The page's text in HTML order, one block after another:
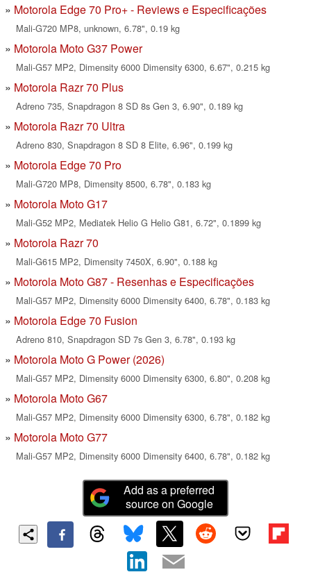
Motorola Edge 70 Pro+ - Reviews e Especificações
Mali-G720 MP8, unknown, 6.78", 0.19 kg
Motorola Moto G37 Power
Mali-G57 MP2, Dimensity 6000 Dimensity 6300, 6.67", 0.215 kg
Motorola Razr 70 Plus
Adreno 735, Snapdragon 8 SD 8s Gen 3, 6.90", 0.189 kg
Motorola Razr 70 Ultra
Adreno 830, Snapdragon 8 SD 8 Elite, 6.96", 0.199 kg
Motorola Edge 70 Pro
Mali-G720 MP8, Dimensity 8500, 6.78", 0.183 kg
Motorola Moto G17
Mali-G52 MP2, Mediatek Helio G Helio G81, 6.72", 0.1899 kg
Motorola Razr 70
Mali-G615 MP2, Dimensity 7450X, 6.90", 0.188 kg
Motorola Moto G87 - Resenhas e Especificações
Mali-G57 MP2, Dimensity 6000 Dimensity 6400, 6.78", 0.183 kg
Motorola Edge 70 Fusion
Adreno 810, Snapdragon SD 7s Gen 3, 6.78", 0.193 kg
Motorola Moto G Power (2026)
Mali-G57 MP2, Dimensity 6000 Dimensity 6300, 6.80", 0.208 kg
Motorola Moto G67
Mali-G57 MP2, Dimensity 6000 Dimensity 6300, 6.78", 0.182 kg
Motorola Moto G77
Mali-G57 MP2, Dimensity 6000 Dimensity 6400, 6.78", 0.182 kg
Add as a preferred
source on Google